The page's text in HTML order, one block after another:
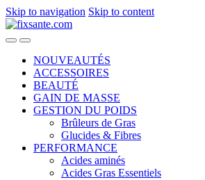
Skip to navigation Skip to content
NOUVEAUTÉS
ACCESSOIRES
BEAUTÉ
GAIN DE MASSE
GESTION DU POIDS
Brûleurs de Gras
Glucides & Fibres
PERFORMANCE
Acides aminés
Acides Gras Essentiels